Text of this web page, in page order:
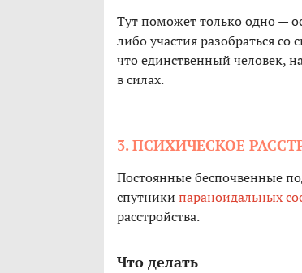
Тут поможет только одно —
либо участия разобраться со
что единственный человек,
в силах.
3. ПСИХИЧЕСКОЕ
Постоянные беспочвенные
спутники параноидальных
расстройства.
Что делать